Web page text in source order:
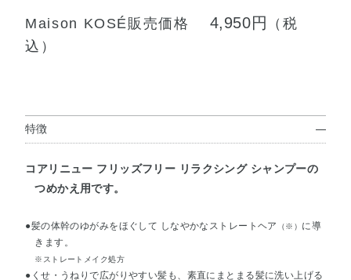
Maison KOSÉ販売価格 4,950円
（税
込）
特徴
コアリニュー フリッズフリー リラクシング シャンプーの
つめかえ用です。
●髪の体幹のゆがみをほぐして しなやかなストレートヘア （※） に導
きます。
※ストレートメイク処方
●くせ・うねりで広がりやすい髪も、素直にまとまる髪に洗い上げる